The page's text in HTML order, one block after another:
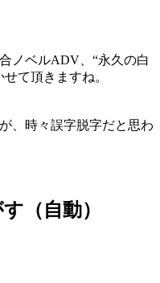
ノベルADV、“永久の白
て頂きますね。
、時々誤字脱字だと思わ
（自動）